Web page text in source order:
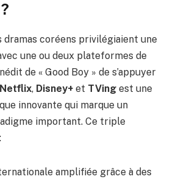
dramas coréens privilégiaient une
une ou deux plateformes de
de « Good Boy » de s’appuyer
Netflix, Disney+ et TVing est une
innovante qui marque un
important. Ce triple
amplifiée grâce à des